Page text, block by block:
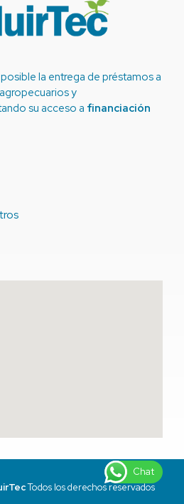
la entrega de préstamos a
y
su acceso a financiación
Todos los derechos reservados
Chat